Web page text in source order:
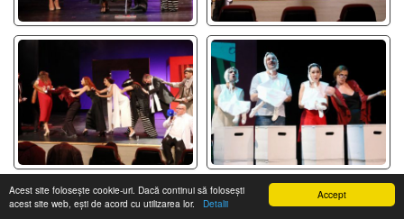
Accept
Acest site folosește cookie-uri. Dacă continui să folosești
acest site web, ești de acord cu utilizarea lor.
Detalii